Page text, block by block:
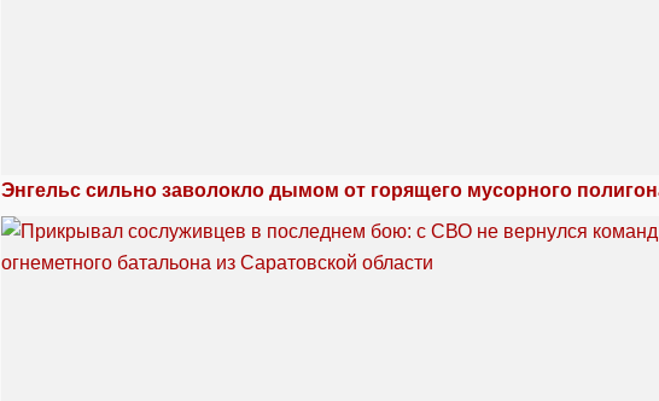
Энгельс сильно заволокло дымом от горящего мусорного